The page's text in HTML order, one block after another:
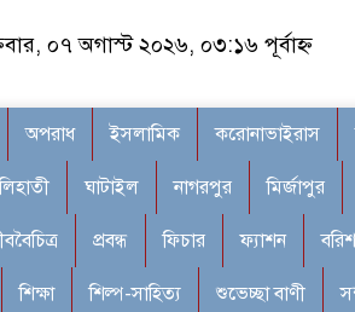
০৭ অগাস্ট ২০২৬, ০৩:১৬ পূর্বাহ্ন
অপরাধ ইসলামিক করোনাভাইরাস
ঘাটাইল নাগরপুর মির্জাপুর
প্রবন্ধ ফিচার ফ্যাশন
শিক্ষা শিল্প-সাহিত্য শুভেচ্ছা বাণী